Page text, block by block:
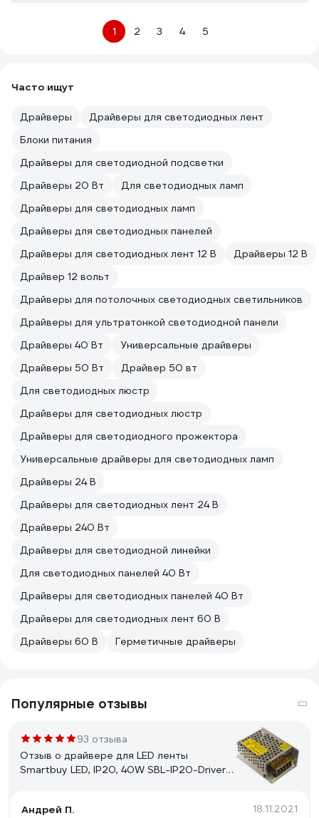
1 2 3 4 5
Часто ищут
Драйверы
Драйверы для светодиодных лент
Блоки питания
Драйверы для светодиодной подсветки
Драйверы 20 Вт
Для светодиодных ламп
Драйверы для светодиодных ламп
Драйверы для светодиодных панелей
Драйверы для светодиодных лент 12 В
Драйверы 12 В
Драйвер 12 вольт
Драйверы для потолочных светодиодных светильников
Драйверы для ультратонкой светодиодной панели
Драйверы 40 Вт
Универсальные драйверы
Драйверы 50 Вт
Драйвер 50 вт
Для светодиодных люстр
Драйверы для светодиодных люстр
Драйверы для светодиодного прожектора
Универсальные драйверы для светодиодных ламп
Драйверы 24 В
Драйверы для светодиодных лент 24 В
Драйверы 240 Вт
Драйверы для светодиодной линейки
Для светодиодных панелей 40 Вт
Драйверы для светодиодных панелей 40 Вт
Драйверы для светодиодных лент 60 В
Драйверы 60 В
Герметичные драйверы
Популярные отзывы
93 отзыва
Отзыв о драйвере для LED ленты
Smartbuy LED, IP20, 40W SBL-IP20-Driver-
Андрей П.
18.11.2021